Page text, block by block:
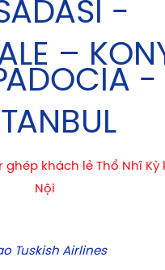
đắm mình trong
sự thân thiện, hiếu
hẹn mang đến những
thế giới...
-
–
-
khách lẻ Thổ Nhĩ Kỳ
Nội
Tuskish Airlines